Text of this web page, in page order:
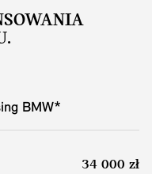
BMW*
34 000 zł